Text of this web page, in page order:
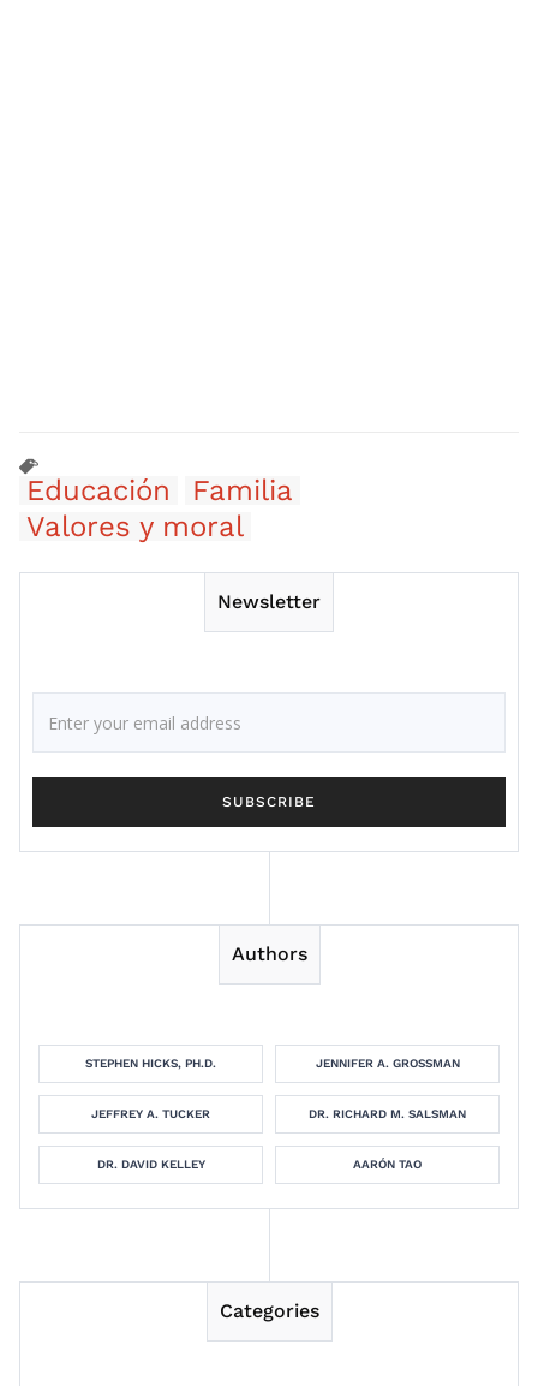
Educación
Familia
Valores y moral
Newsletter
Authors
STEPHEN HICKS, PH.D. JENNIFER A. GROSSMAN
JEFFREY A. TUCKER DR. RICHARD M. SALSMAN
DR. DAVID KELLEY AARÓN TAO
Categories